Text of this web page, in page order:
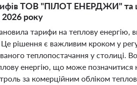
ТОВ "ПІЛОТ ЕНЕРДЖИ"
2026 року
тарифи на теплову енергію,
рішення є важливим кроком у
теплопостачання у столиці.
енергію, що може позначитися
за комерційним обліком